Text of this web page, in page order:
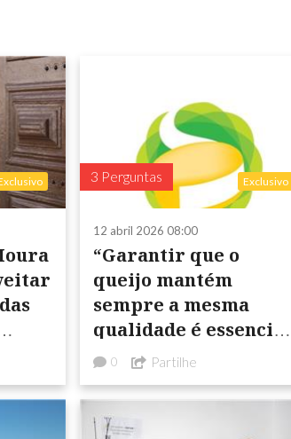
e
3 Perguntas Exclusivo
12 abril 2026 08:00
“Garantir que o
queijo mantém
sempre a mesma
qualidade é essencial
para fidelizar
clientes e reforçar a
sua presença em
0 Partilhe